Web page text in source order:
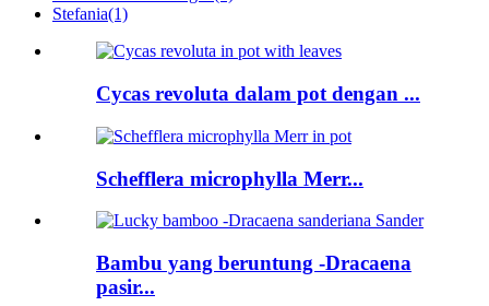
Stefania(1)
Cycas revoluta dalam pot dengan ...
Schefflera microphylla Merr...
Bambu yang beruntung -Dracaena
pasir...